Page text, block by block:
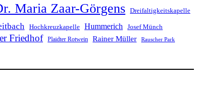
Maria Zaar-Görgens Dreifaltigkeitskapelle
Hochkreuzkapelle Hummerich
Josef Münch
Friedhof Plaidter Rotwein Rainer Müller Rauscher Park